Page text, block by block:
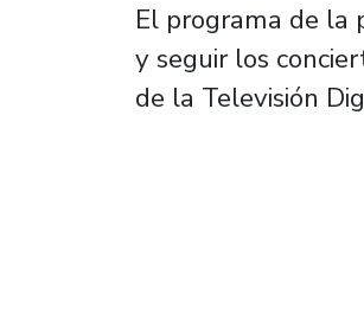
El programa de la
y seguir los
de la Televisión